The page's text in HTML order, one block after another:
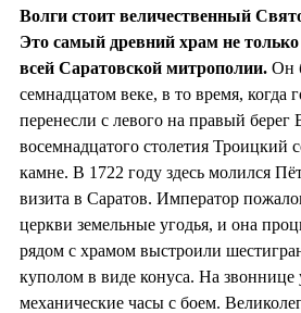
Волги стоит величественный
Это самый древний храм не только
всей Саратовской митрополии. Он
семнадцатом веке, в то время, когда
перенесли с левого на правый берег
восемнадцатого столетия Троицкий
камне. В 1722 году здесь молился
визита в Саратов. Император
церкви земельные угодья, и она
рядом с храмом выстроили
куполом в виде конуса. На звоннице
механические часы с боем.